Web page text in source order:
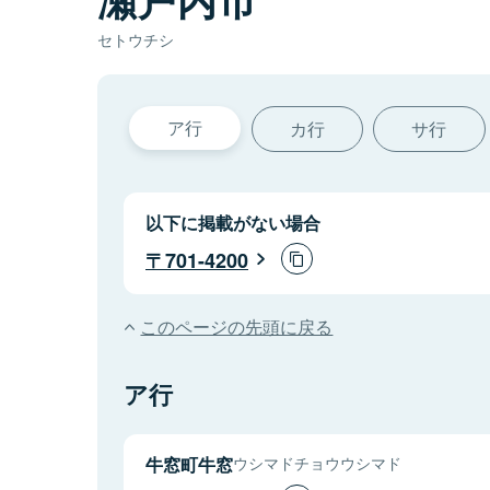
セトウチシ
ア行 カ行 サ行
以下に掲載がない場合
701-4200
このページの先頭に戻る
ア行
牛窓町牛窓ウシマドチョウウシマド